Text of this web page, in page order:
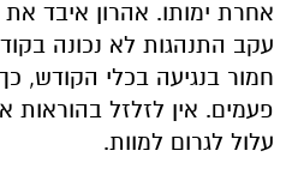
אחרת ימותו. אהרון איבד את
עקב התנהגות לא נכונה
פעמים. אין לזלזל
עלול לגרום למוות.